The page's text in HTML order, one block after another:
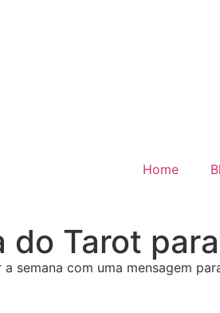
Home
do Tarot
a semana com uma mensagem